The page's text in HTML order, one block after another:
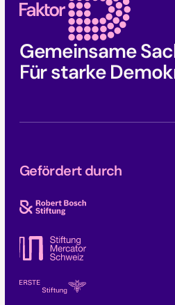
Gemeinsame
Für starke
Gefördert durch